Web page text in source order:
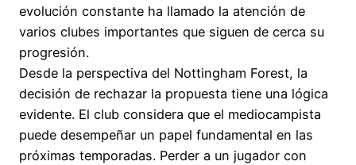
evolución constante ha llamado la atención de
varios clubes importantes que siguen de cerca su
progresión.
Desde la perspectiva del Nottingham Forest, la
decisión de rechazar la propuesta tiene una lógica
evidente. El club considera que el mediocampista
puede desempeñar un papel fundamental en las
próximas temporadas. Perder a un jugador con